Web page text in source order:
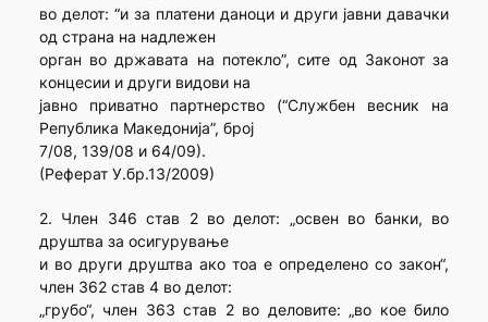
во делот: “и за платени даноци и други јавни давачки
од страна на надлежен
орган во државата на потекло”, сите од Законот за
концесии и други видови на
јавно приватно партнерство (“Службен весник на
Република Македонија”, број
7/08, 139/08 и 64/09).
(Реферат У.бр.13/2009)
2. Член 346 став 2 во делот: „освен во банки, во
друштва за осигурување
и во други друштва ако тоа е определено со закон“,
член 362 став 4 во делот:
„грубо“, член 363 став 2 во деловите: „во кое било